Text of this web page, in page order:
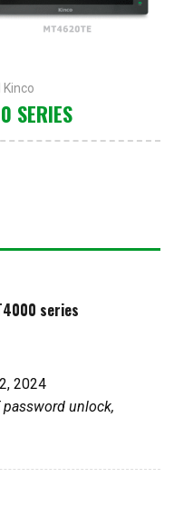
Kinco
SERIES
series
2024
unlock,